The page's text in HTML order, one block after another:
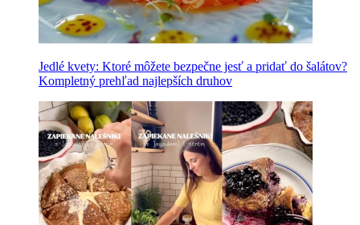
Jedlé kvety: Ktoré môžete bezpečne jesť a pridať do šalátov?
Kompletný prehľad najlepších druhov